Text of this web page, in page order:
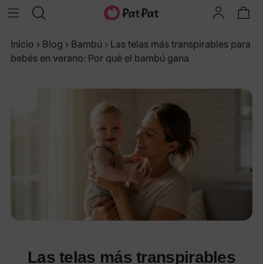
Inicio › Blog › Bambú › Las telas más transpirables para
bebés en verano: Por qué el bambú gana
Las telas más transpirables